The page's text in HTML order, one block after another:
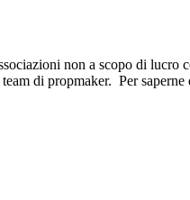
non a scopo di
di propmaker. Per saperne